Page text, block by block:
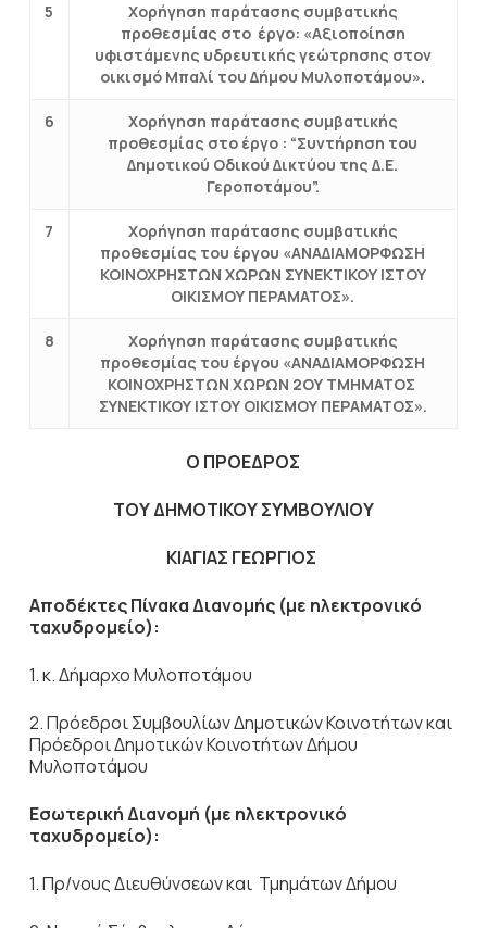
5
Χορήγηση παράτασης συμβατικής
προθεσμίας στο έργο: «Αξιοποίηση
υφιστάμενης υδρευτικής γεώτρησης στον
οικισμό Μπαλί του Δήμου Μυλοποτάμου».
6
Χορήγηση παράτασης συμβατικής
προθεσμίας στο έργο : “Συντήρηση του
Δημοτικού Οδικού Δικτύου της Δ.Ε.
Γεροποτάμου”.
7
Xορήγηση παράτασης συμβατικής
προθεσμίας του έργου «ΑΝΑΔΙΑΜΟΡΦΩΣΗ
ΚΟΙΝΟΧΡΗΣΤΩΝ ΧΩΡΩΝ ΣΥΝΕΚΤΙΚΟΥ ΙΣΤΟΥ
ΟΙΚΙΣΜΟΥ ΠΕΡΑΜΑΤΟΣ».
8
Xορήγηση παράτασης συμβατικής
προθεσμίας του έργου «ΑΝΑΔΙΑΜΟΡΦΩΣΗ
ΚΟΙΝΟΧΡΗΣΤΩΝ ΧΩΡΩΝ 2ΟΥ ΤΜΗΜΑΤΟΣ
ΣΥΝΕΚΤΙΚΟΥ ΙΣΤΟΥ ΟΙΚΙΣΜΟΥ ΠΕΡΑΜΑΤΟΣ».
Ο ΠΡΟΕΔΡΟΣ
ΤΟΥ ΔΗΜΟΤΙΚΟΥ ΣΥΜΒΟΥΛΙΟΥ
ΚΙΑΓΙΑΣ ΓΕΩΡΓΙΟΣ
Αποδέκτες Πίνακα Διανομής (με ηλεκτρονικό
ταχυδρομείο):
1. κ. Δήμαρχο Μυλοποτάμου
2. Πρόεδροι Συμβουλίων Δημοτικών Κοινοτήτων και
Πρόεδροι Δημοτικών Κοινοτήτων Δήμου
Μυλοποτάμου
Εσωτερική Διανομή (με ηλεκτρονικό
ταχυδρομείο):
1. Πρ/νους Διευθύνσεων και Τμημάτων Δήμου